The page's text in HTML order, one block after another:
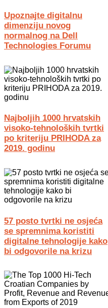
Upoznajte digitalnu
dimenziju novog
normalnog na Dell
Technologies Forumu
Najboljih 1000 hrvatskih
visoko-tehnoloških tvrtki
po kriteriju PRIHODA za
2019. godinu
57 posto tvrtki ne osjeća
se spremnima koristiti
digitalne tehnologije kako
bi odgovorile na krizu